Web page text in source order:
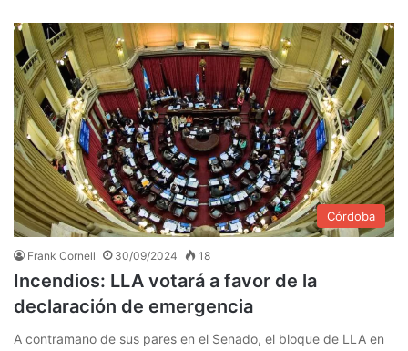
Córdoba
Frank Cornell 30/09/2024 18
Incendios: LLA votará a favor de la
declaración de emergencia
A contramano de sus pares en el Senado, el bloque de LLA en